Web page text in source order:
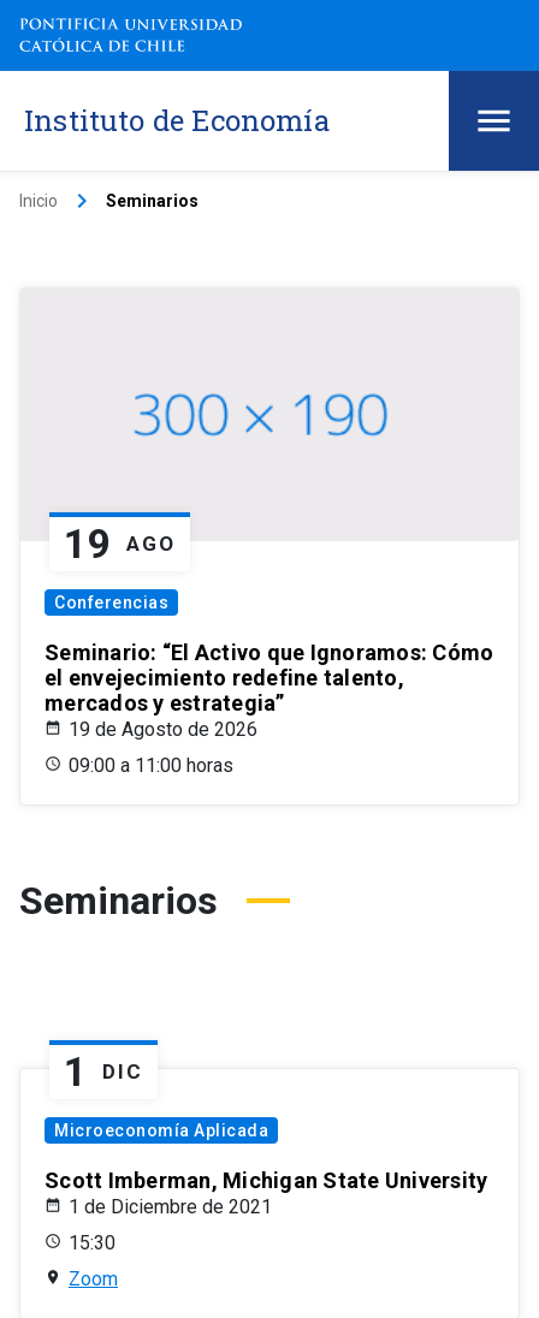
Instituto de Economía
Inicio keyboard_arrow_right Seminarios
19 AGO
Conferencias
Seminario: “El Activo que Ignoramos: Cómo
el envejecimiento redefine talento,
mercados y estrategia”
19 de Agosto de 2026
09:00 a 11:00 horas
Seminarios
1 DIC
Microeconomía Aplicada
Scott Imberman, Michigan State University
1 de Diciembre de 2021
15:30
Zoom